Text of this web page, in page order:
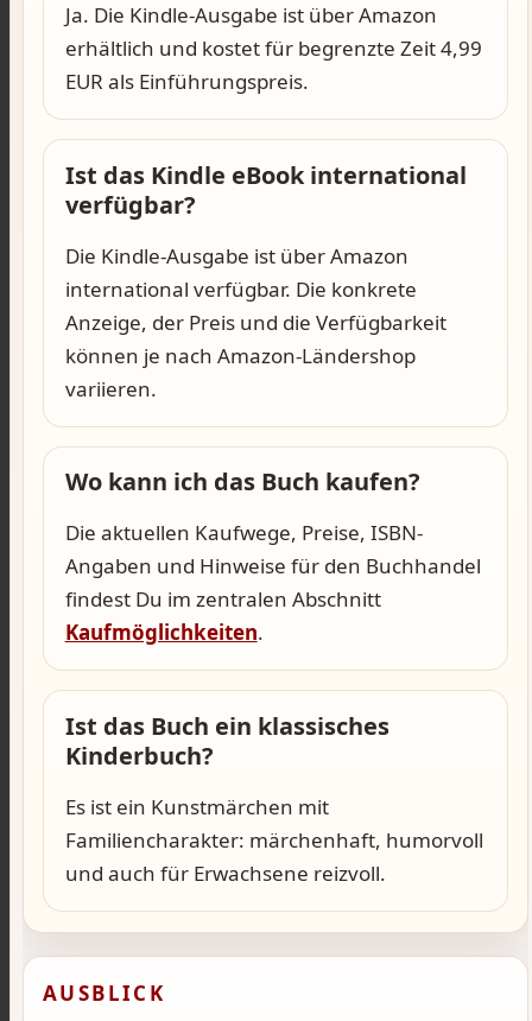
Ja. Die Kindle-Ausgabe ist über Amazon
erhältlich und kostet für begrenzte Zeit 4,99
EUR als Einführungspreis.
Ist das Kindle eBook international
verfügbar?
Die Kindle-Ausgabe ist über Amazon
international verfügbar. Die konkrete
Anzeige, der Preis und die Verfügbarkeit
können je nach Amazon-Ländershop
variieren.
Wo kann ich das Buch kaufen?
Die aktuellen Kaufwege, Preise, ISBN-
Angaben und Hinweise für den Buchhandel
findest Du im zentralen Abschnitt
Kaufmöglichkeiten.
Ist das Buch ein klassisches
Kinderbuch?
Es ist ein Kunstmärchen mit
Familiencharakter: märchenhaft, humorvoll
und auch für Erwachsene reizvoll.
AUSBLICK